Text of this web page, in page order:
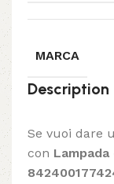
MARCA
Description
Se vuoi dare
con